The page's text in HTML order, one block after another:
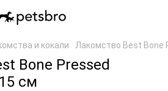
и кокали Лакомство Best Bone
Bone Pressed
см